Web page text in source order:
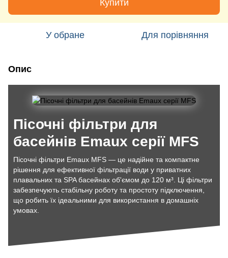
Купити
У обране Для порівняння
Опис
Пісочні фільтри для
басейнів Emaux серії MFS
Пісочні фільтри Emaux MFS — це надійне та компактне
рішення для ефективної фільтрації води у приватних
плавальних та SPA басейнах об'ємом до 120 м³. Ці фільтри
забезпечують стабільну роботу та простоту підключення,
що робить їх ідеальними для використання в домашніх
умовах.